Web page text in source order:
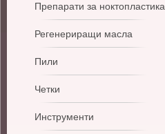
Препарати за ноктопластика
Регенериращи масла
Пили
Четки
Инструменти